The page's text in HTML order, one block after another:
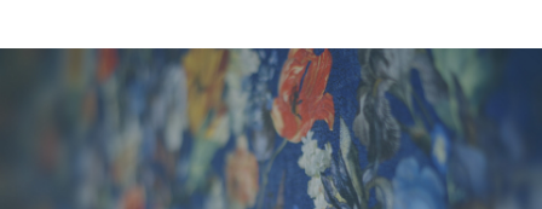
Kan Korugi Beauty Therapy fufla
​​​​​​​Being my self